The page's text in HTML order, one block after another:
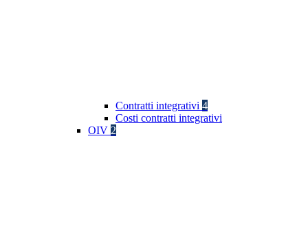
Contratti integrativi 4
Costi contratti integrativi
OIV 2